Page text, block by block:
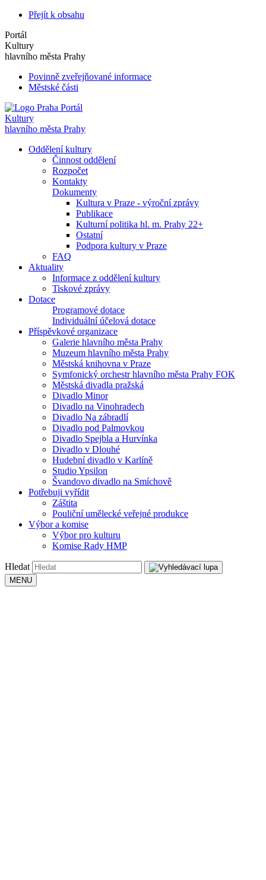
Přejít k obsahu
Portál
Kultury
hlavního města Prahy
Povinně zveřejňované informace
Městské části
Portál
Kultury
hlavního města Prahy
Oddělení kultury
Činnost oddělení
Rozpočet
Kontakty
Dokumenty
Kultura v Praze - výroční zprávy
Publikace
Kulturní politika hl. m. Prahy 22+
Ostatní
Podpora kultury v Praze
FAQ
Aktuality
Informace z oddělení kultury
Tiskové zprávy
Dotace
Programové dotace
Individuální účelová dotace
Příspěvkové organizace
Galerie hlavního města Prahy
Muzeum hlavního města Prahy
Městská knihovna v Praze
Symfonický orchestr hlavního města Prahy FOK
Městská divadla pražská
Divadlo Minor
Divadlo na Vinohradech
Divadlo Na zábradlí
Divadlo pod Palmovkou
Divadlo Spejbla a Hurvínka
Divadlo v Dlouhé
Hudební divadlo v Karlíně
Studio Ypsilon
Švandovo divadlo na Smíchově
Potřebuji vyřídit
Záštita
Pouliční umělecké veřejné produkce
Výbor a komise
Výbor pro kulturu
Komise Rady HMP
Hledat
MENU